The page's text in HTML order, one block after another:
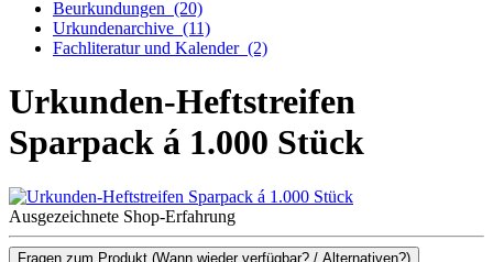
Beurkundungen (20)
Urkundenarchive (11)
Fachliteratur und Kalender (2)
Urkunden-Heftstreifen
Sparpack á 1.000 Stück
Ausgezeichnete Shop-Erfahrung
Fragen zum Produkt (Wann wieder verfügbar? / Alternativen?)